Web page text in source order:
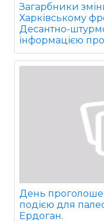
Загарбники
Харківському
Десантно-
інформацією
День
подією для
Ердоган.